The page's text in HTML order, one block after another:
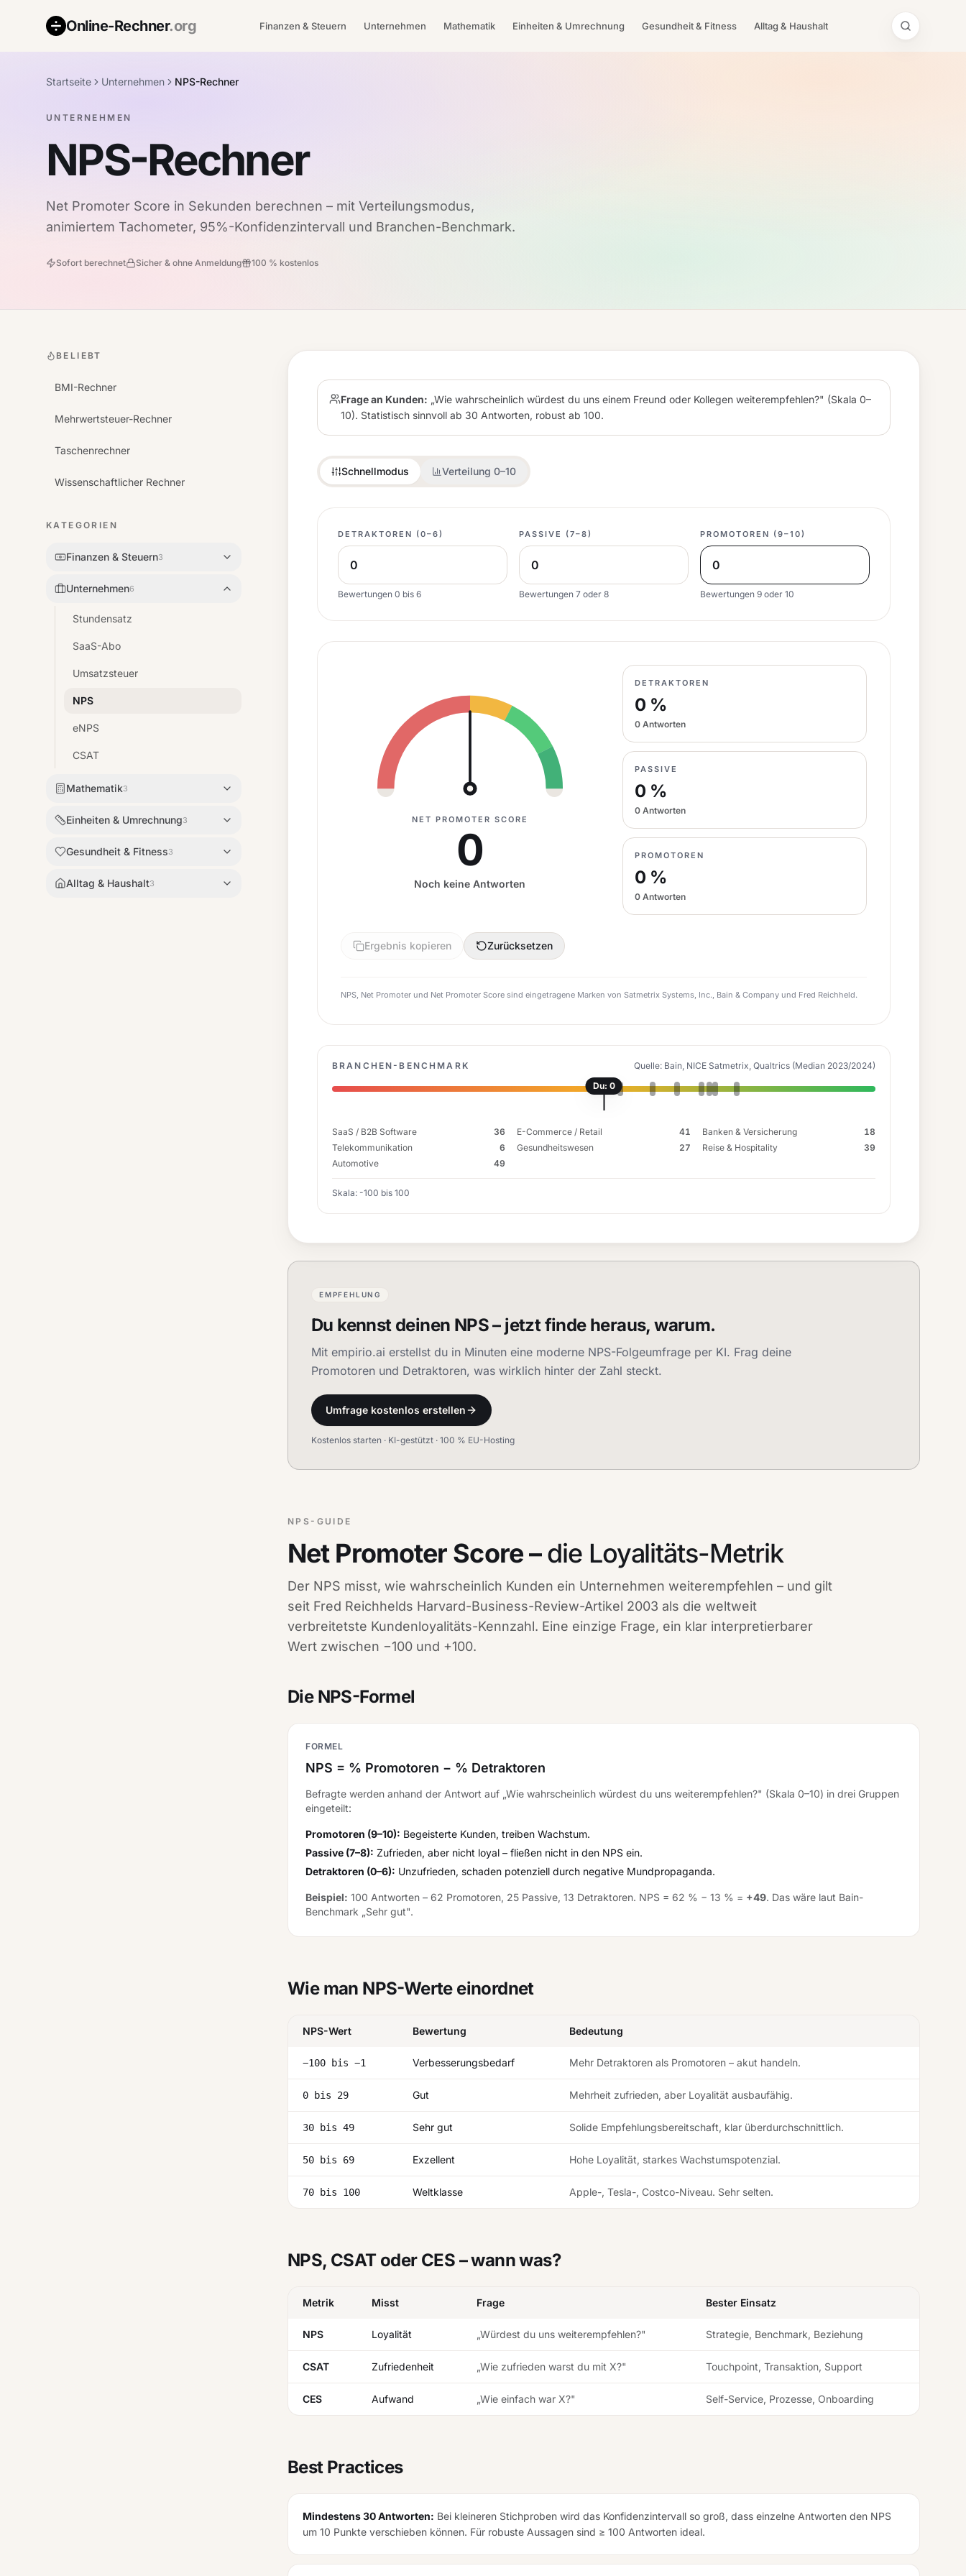
Online-Rechner.org Finanzen & Steuern Unternehmen Mathematik Einheiten & Umrechnung Gesundheit & Fitness Alltag & Haushalt
Startseite Unternehmen NPS-Rechner
UNTERNEHMEN
NPS-Rechner
Net Promoter Score in Sekunden berechnen – mit Verteilungsmodus,
animiertem Tachometer, 95%-Konfidenzintervall und Branchen-Benchmark.
Sofort berechnet Sicher & ohne Anmeldung 100 % kostenlos
BELIEBT
BMI-Rechner
Mehrwertsteuer-Rechner
Taschenrechner
Wissenschaftlicher Rechner
KATEGORIEN
Finanzen & Steuern3
Unternehmen6
Stundensatz
SaaS-Abo
Umsatzsteuer
NPS
eNPS
CSAT
Mathematik3
Einheiten & Umrechnung3
Gesundheit & Fitness3
Alltag & Haushalt3
Frage an Kunden: „Wie wahrscheinlich würdest du uns einem Freund oder Kollegen weiterempfehlen?" (Skala 0–
10). Statistisch sinnvoll ab 30 Antworten, robust ab 100.
Schnellmodus Verteilung 0–10
DETRAKTOREN (0–6)
Bewertungen 0 bis 6
PASSIVE (7–8)
Bewertungen 7 oder 8
PROMOTOREN (9–10)
Bewertungen 9 oder 10
NET PROMOTER SCORE
0
Noch keine Antworten
DETRAKTOREN
0 %
0 Antworten
PASSIVE
0 %
0 Antworten
PROMOTOREN
0 %
0 Antworten
Ergebnis kopieren Zurücksetzen
NPS, Net Promoter und Net Promoter Score sind eingetragene Marken von Satmetrix Systems, Inc., Bain & Company und Fred Reichheld.
BRANCHEN-BENCHMARK
Quelle: Bain, NICE Satmetrix, Qualtrics (Median 2023/2024)
Du: 0
SaaS / B2B Software 36 E-Commerce / Retail 41 Banken & Versicherung
18
Telekommunikation
6 Gesundheitswesen 27 Reise & Hospitality
39
Automotive
49
Skala: -100 bis 100
EMPFEHLUNG
Du kennst deinen NPS – jetzt finde heraus, warum.
Mit empirio.ai erstellst du in Minuten eine moderne NPS-Folgeumfrage per KI. Frag deine
Promotoren und Detraktoren, was wirklich hinter der Zahl steckt.
Umfrage kostenlos erstellen
Kostenlos starten · KI-gestützt · 100 % EU-Hosting
NPS-GUIDE
Net Promoter Score –die Loyalitäts-Metrik
Der NPS misst, wie wahrscheinlich Kunden ein Unternehmen weiterempfehlen – und gilt
seit Fred Reichhelds Harvard-Business-Review-Artikel 2003 als die weltweit
verbreitetste Kundenloyalitäts-Kennzahl. Eine einzige Frage, ein klar interpretierbarer
Wert zwischen −100 und +100.
Die NPS-Formel
FORMEL
NPS = % Promotoren − % Detraktoren
Befragte werden anhand der Antwort auf „Wie wahrscheinlich würdest du uns weiterempfehlen?" (Skala 0–10) in drei Gruppen
eingeteilt:
Promotoren (9–10): Begeisterte Kunden, treiben Wachstum.
Passive (7–8): Zufrieden, aber nicht loyal – fließen nicht in den NPS ein.
Detraktoren (0–6): Unzufrieden, schaden potenziell durch negative Mundpropaganda.
Beispiel: 100 Antworten – 62 Promotoren, 25 Passive, 13 Detraktoren. NPS = 62 % − 13 % = +49. Das wäre laut Bain-
Benchmark „Sehr gut".
Wie man NPS-Werte einordnet
NPS-Wert Bewertung Bedeutung
−100 bis −1 Verbesserungsbedarf Mehr Detraktoren als Promotoren – akut handeln.
0 bis 29 Gut Mehrheit zufrieden, aber Loyalität ausbaufähig.
30 bis 49 Sehr gut Solide Empfehlungsbereitschaft, klar überdurchschnittlich.
50 bis 69 Exzellent Hohe Loyalität, starkes Wachstumspotenzial.
70 bis 100 Weltklasse Apple-, Tesla-, Costco-Niveau. Sehr selten.
NPS, CSAT oder CES – wann was?
Metrik Misst Frage Bester Einsatz
NPS Loyalität „Würdest du uns weiterempfehlen?" Strategie, Benchmark, Beziehung
CSAT Zufriedenheit „Wie zufrieden warst du mit X?" Touchpoint, Transaktion, Support
CES Aufwand „Wie einfach war X?" Self-Service, Prozesse, Onboarding
Best Practices
Mindestens 30 Antworten: Bei kleineren Stichproben wird das Konfidenzintervall so groß, dass einzelne Antworten den NPS
um 10 Punkte verschieben können. Für robuste Aussagen sind ≥ 100 Antworten ideal.